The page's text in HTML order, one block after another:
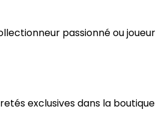
passionné ou joueur
exclusives dans la boutique